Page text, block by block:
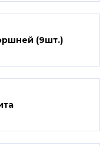
(9шт.)